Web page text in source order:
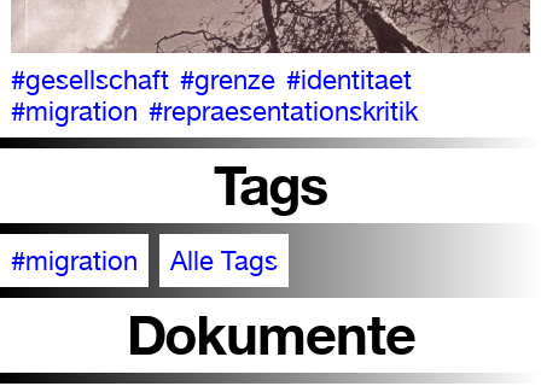
#gesellschaft #grenze #identitaet
#migration #repraesentationskritik
Tags
#migration Alle Tags
Dokumente